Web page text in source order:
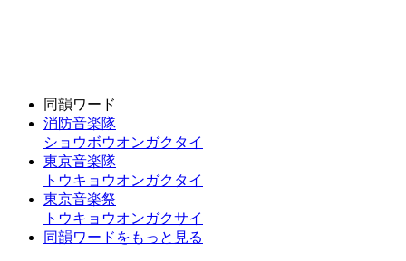
同韻ワード
消防音楽隊
ショウボウオンガクタイ
東京音楽隊
トウキョウオンガクタイ
東京音楽祭
トウキョウオンガクサイ
同韻ワードをもっと見る